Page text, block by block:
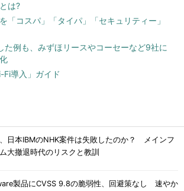
は?
「コスパ」「タイパ」「セキュリティー」
た例も、みずほリースやコーセーなど9社に
Fi導入」ガイド
日本IBMのNHK案件は失敗したのか？ メインフ
大撤退時代のリスクと教訓
製品にCVSS 9.8の脆弱性、回避策なし 速やか